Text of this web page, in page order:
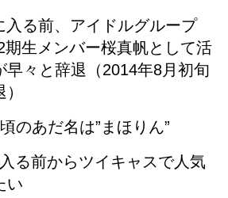
入る前、アイドルグループ
期生メンバー桜真帆として活
早々と辞退（2014年8月初旬
のあだ名は”まほりん”
る前からツイキャスで人気
い